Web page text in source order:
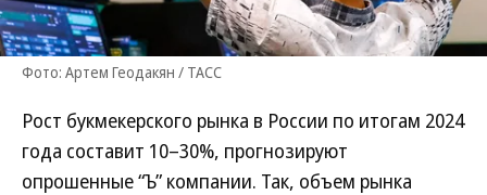
Фото: Артем Геодакян / ТАСС
Рост букмекерского рынка в России по итогам 2024
года составит 10–30%, прогнозируют
опрошенные “Ъ” компании. Так, объем рынка